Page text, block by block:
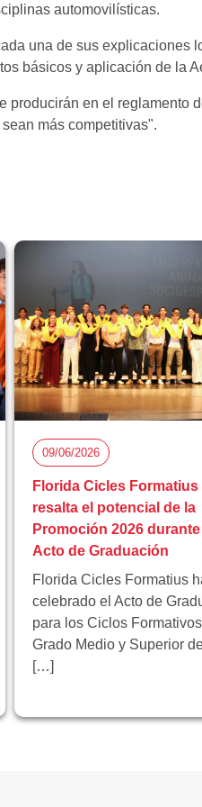
automovilísticas.
una de sus explicaciones
básicos y aplicación de la
en el reglamento
más competitivas".
09/06/2026
Florida Cicles Formatius
resalta el potencial de la
Promoción 2026 durante
Acto de Graduación
Florida Cicles Formatius
celebrado el Acto de
para los Ciclos
Grado Medio y Superior
[…]